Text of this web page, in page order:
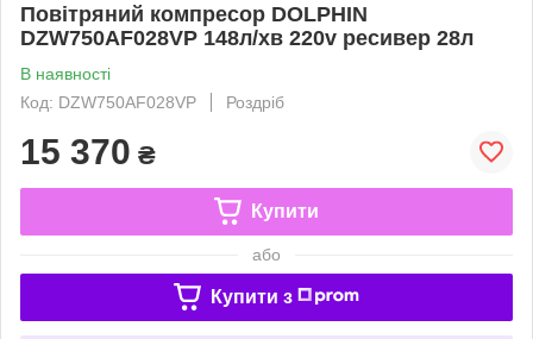
Повітряний компресор DOLPHIN
DZW750AF028VP 148л/хв 220v ресивер 28л
В наявності
Код: DZW750AF028VP
Роздріб
15 370 ₴
Купити
або
Купити з